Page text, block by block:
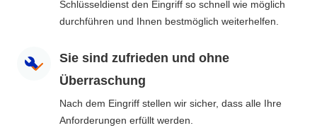
Schlüsseldienst den Eingriff so schnell wie möglich
durchführen und Ihnen bestmöglich weiterhelfen.
Sie sind zufrieden und ohne
Überraschung
Nach dem Eingriff stellen wir sicher, dass alle Ihre
Anforderungen erfüllt werden.